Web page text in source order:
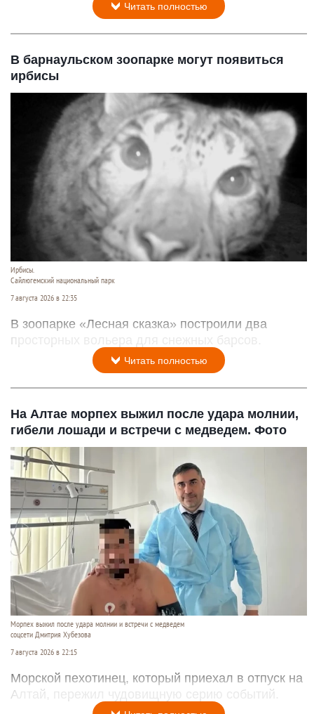
Читать полностью
В барнаульском зоопарке могут появиться
ирбисы
Ирбисы.
Сайлюгемский национальный парк
7 августа 2026 в 22:35
В зоопарке «Лесная сказка» построили два
просторных вольера для снежных барсов.
Читать полностью
На Алтае морпех выжил после удара молнии,
гибели лошади и встречи с медведем. Фото
Морпех выжил после удара молнии и встречи с медведем
соцсети Дмитрия Хубезова
7 августа 2026 в 22:15
Морской пехотинец, который приехал в отпуск на
Алтай, пережил чудовищную серию событий.